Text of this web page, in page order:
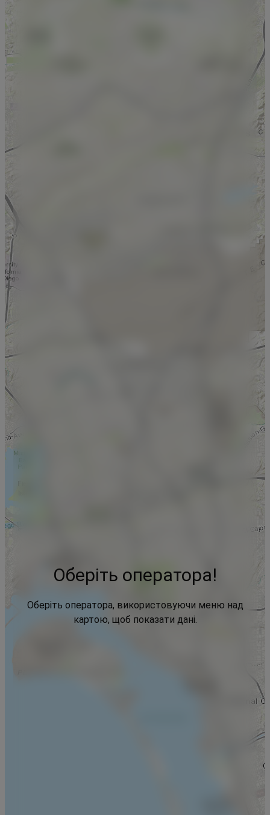
Оберіть оператора!
Оберіть оператора, використовуючи меню над
картою, щоб показати дані.